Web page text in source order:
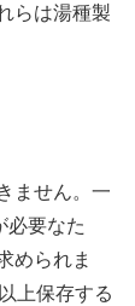
らは湯種製
ません。一
必要なた
められま
上保存する